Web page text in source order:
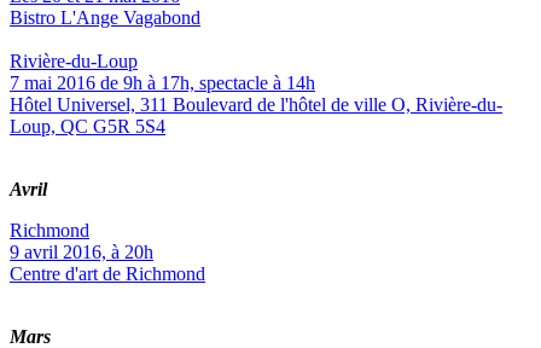
Bistro L'Ange Vagabond
Rivière-du-Loup
7 mai 2016 de 9h à 17h, spectacle à 14h
Hôtel Universel, 311 Boulevard de l'hôtel de ville O, Rivière-du-
Loup, QC G5R 5S4
Avril
Richmond
9 avril 2016, à 20h
Centre d'art de Richmond
Mars